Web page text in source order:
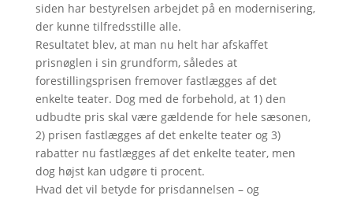
siden har bestyrelsen arbejdet på en modernisering,
der kunne tilfredsstille alle.
Resultatet blev, at man nu helt har afskaffet
prisnøglen i sin grundform, således at
forestillingsprisen fremover fastlægges af det
enkelte teater. Dog med de forbehold, at 1) den
udbudte pris skal være gældende for hele sæsonen,
2) prisen fastlægges af det enkelte teater og 3)
rabatter nu fastlægges af det enkelte teater, men
dog højst kan udgøre ti procent.
Hvad det vil betyde for prisdannelsen – og